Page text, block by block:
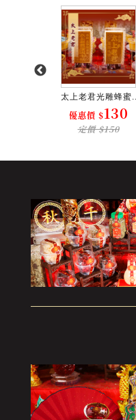
太上老君光雕蜂蜜...
優惠價 $130
定價 $150